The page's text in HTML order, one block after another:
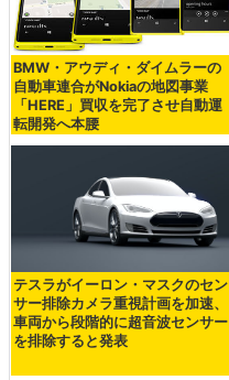
BMW・アウディ・ダイムラーの
自動車連合がNokiaの地図事業
「HERE」買収を完了させ自動運
転開発へ本腰
テスラがイーロン・マスクのセン
サー排除カメラ重視計画を加速、
車両から段階的に超音波センサー
を排除すると発表